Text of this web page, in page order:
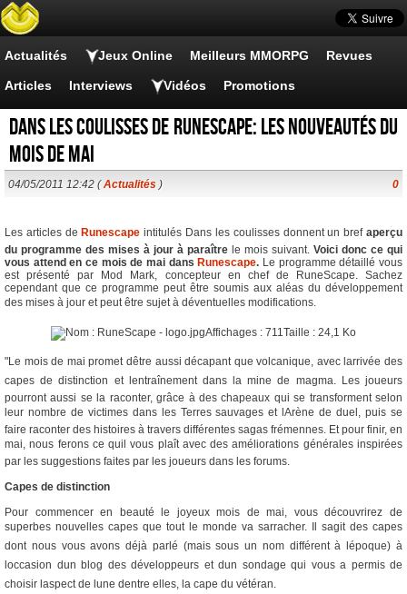
Actualités Jeux Online Meilleurs MMORPG Revues
Articles Interviews Vidéos Promotions
Dans les coulisses de Runescape: les nouveautés du
mois de mai
04/05/2011 12:42 (Actualités ) 0
Les articles de Runescape intitulés Dans les coulisses donnent un brefaperçu
du programme des mises à jour à paraître le mois suivant. Voici donc ce qui
vous attend en ce mois de mai dans Runescape. Le programme détaillé vous
est présenté par Mod Mark, concepteur en chef de RuneScape. Sachez
cependant que ce programme peut être soumis aux aléas du développement
des mises à jour et peut être sujet à déventuelles modifications.
"Le mois de mai promet dêtre aussi décapant que volcanique, avec larrivée des
capes de distinction et lentraînement dans la mine de magma. Les joueurs
pourront aussi se la raconter, grâce à des chapeaux qui se transforment selon
leur nombre de victimes dans les Terres sauvages et lArène de duel, puis se
faire raconter des histoires à travers différentes sagas frémennes. Et pour finir, en
mai, nous ferons ce quil vous plaît avec des améliorations générales inspirées
par les suggestions faites par les joueurs dans les forums.
Capes de distinction
Pour commencer en beauté le joyeux mois de mai, vous découvrirez de
superbes nouvelles capes que tout le monde va sarracher. Il sagit des capes
dont nous vous avons déjà parlé (mais sous un nom différent à lépoque) à
loccasion dun blog des développeurs et dun sondage qui vous a permis de
choisir laspect de lune dentre elles, la cape du vétéran.